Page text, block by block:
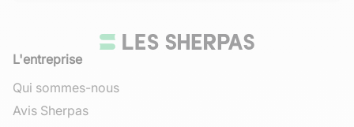
L'entreprise
Qui sommes-nous
Avis Sherpas